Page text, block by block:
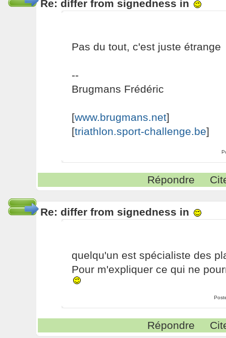
Re: differ from signedness in
Pas du tout, c'est juste étrange
--
Brugmans Frédéric
[www.brugmans.net]
[triathlon.sport-challenge.be]
Répondre
Re: differ from signedness in
quelqu'un est spécialiste des
Pour m'expliquer ce qui ne
Répondre